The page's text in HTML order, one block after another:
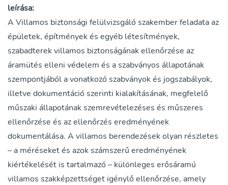
leírása:
A Villamos biztonsági felülvizsgáló szakember feladata az
épületek, építmények és egyéb létesítmények,
szabadterek villamos biztonságának ellenőrzése az
áramütés elleni védelem és a szabványos állapotának
szempontjából a vonatkozó szabványok és jogszabályok,
illetve dokumentáció szerinti kialakításának, megfelelő
műszaki állapotának szemrevételezéses és műszeres
ellenőrzése és az ellenőrzés eredményének
dokumentálása. A villamos berendezések olyan részletes
– a méréseket és azok számszerű eredményének
kiértékelését is tartalmazó – különleges erősáramú
villamos szakképzettséget igénylő ellenőrzése, amely